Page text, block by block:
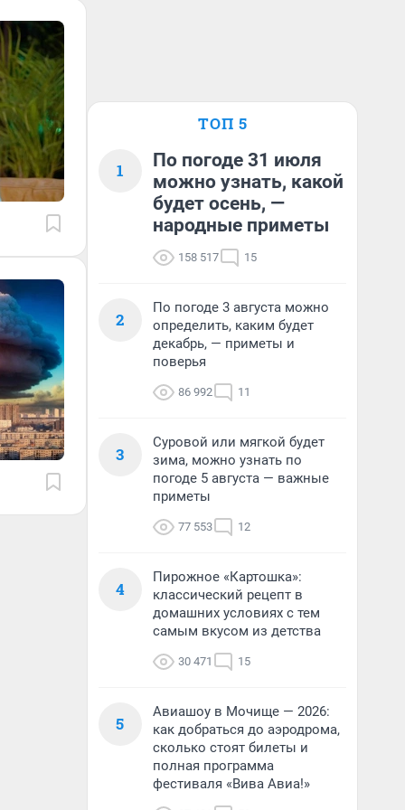
ТОП 5
1
По погоде 31 июля
можно узнать, какой
будет осень, —
народные приметы
158 517 15
2
По погоде 3 августа можно
определить, каким будет
декабрь, — приметы и
поверья
86 992 11
3
Суровой или мягкой будет
зима, можно узнать по
погоде 5 августа — важные
приметы
77 553 12
4
Пирожное «Картошка»:
классический рецепт в
домашних условиях с тем
самым вкусом из детства
30 471 15
5
Авиашоу в Мочище — 2026:
как добраться до аэродрома,
сколько стоят билеты и
полная программа
фестиваля «Вива Авиа!»